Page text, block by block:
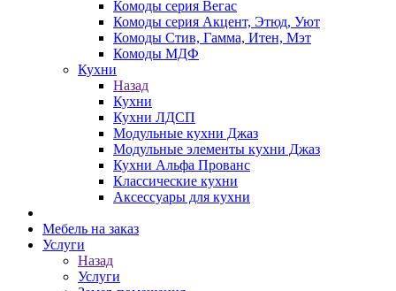
Комоды серия Вегас
Комоды серия Акцент, Этюд, Уют
Комоды Стив, Гамма, Итен, Мэт
Комоды МДФ
Кухни
Назад
Кухни
Кухни ЛДСП
Модульные кухни Джаз
Модульные элементы кухни Джаз
Кухни Альфа Прованс
Классические кухни
Аксессуары для кухни
Мебель на заказ
Услуги
Назад
Услуги